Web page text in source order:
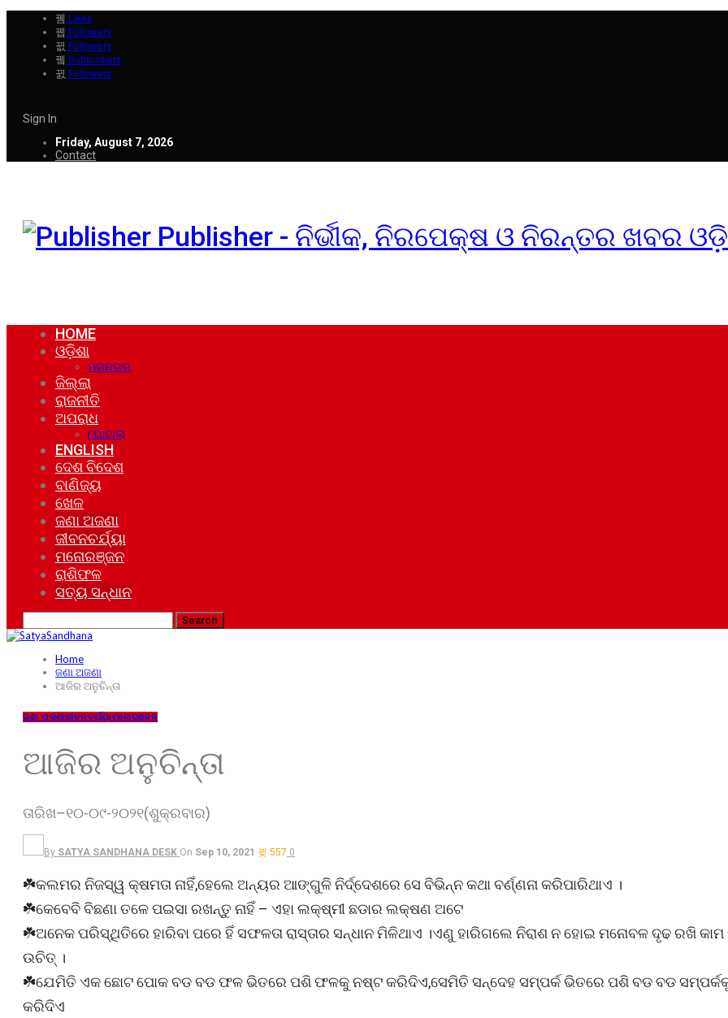
Likes
Followers
Followers
Subscribers
Followers
Sign In
Friday, August 7, 2026
Contact
Publisher - ନିର୍ଭୀକ, ନିରପେକ୍ଷ ଓ ନିରନ୍ତର ଖବର
HOME
ଓଡ଼ିଶା
ମହାନଗର
ଜିଲ୍ଲା
ରାଜନୀତି
ଅପରାଧ
ଘୋଟାଲା
ENGLISH
ଦେଶ ବିଦେଶ
ବାଣିଜ୍ୟ
ଖେଳ
ଜଣା ଅଜଣା
ଜୀବନଚର୍ଯ୍ୟା
ମନୋରଞ୍ଜନ
ରାଶିଫଳ
ସତ୍ୟ ସନ୍ଧାନ
Home
ଜଣା ଅଜଣା
ଆଜିର ଅନୁଚିନ୍ତା
ଜଣା ଅଜଣାଜୀବନଚର୍ଯ୍ୟାମନୋରଞ୍ଜନ
ଆଜିର ଅନୁଚିନ୍ତା
ତାରିଖ–୧୦-୦୯-୨୦୨୧(ଶୁକ୍ରବାର)
By SATYA SANDHANA DESK On Sep 10, 2021 557 0
☘️କଲମର ନିଜସ୍ୱ କ୍ଷମତା ନାହିଁ,ହେଲେ ଅନ୍ୟର ଆଙ୍ଗୁଳି ନିର୍ଦ୍ଦେଶରେ ସେ ବିଭିନ୍ନ କଥା ବର୍ଣ୍ଣନା କରିପାରିଥାଏ ।
☘️କେବେବି ବିଛଣା ତଳେ ପଇସା ରଖନ୍ତୁ ନାହିଁ – ଏହା ଲକ୍ଷ୍ମୀ ଛଡାର ଲକ୍ଷଣ ଅଟେ
☘️ଅନେକ ପରିସ୍ଥିତିରେ ହାରିବା ପରେ ହିଁ ସଫଳତା ରାସ୍ତାର ସନ୍ଧାନ ମିଳିଥାଏ ।ଏଣୁ ହାରିଗଲେ ନିରାଶ ନ ହୋଇ ମନୋବଳ ଦୃଢ ରଖି କାମ
ଉଚିତ୍ ।
☘️ଯେମିତି ଏକ ଛୋଟ ପୋକ ବଡ ବଡ ଫଳ ଭିତରେ ପଶି ଫଳକୁ ନଷ୍ଟ କରିଦିଏ,ସେମିତି ସନ୍ଦେହ ସମ୍ପର୍କ ଭିତରେ ପଶି ବଡ ବଡ
କରିଦିଏ